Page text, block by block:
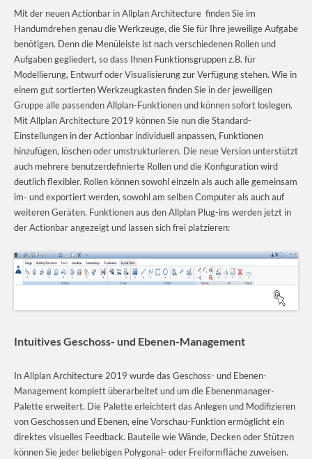
Mit der neuen Actionbar in Allplan Architecture finden Sie im
Handumdrehen genau die Werkzeuge, die Sie für Ihre jeweilige Aufgabe
benötigen. Denn die Menüleiste ist nach verschiedenen Rollen und
Aufgaben gegliedert, so dass Ihnen Funktionsgruppen z.B. für
Modellierung, Entwurf oder Visualisierung zur Verfügung stehen. Wie in
einem gut sortierten Werkzeugkasten finden Sie in der jeweiligen
Gruppe alle passenden Allplan-Funktionen und können sofort loslegen.
Mit Allplan Architecture 2019 können Sie nun die Standard-
Einstellungen in der Actionbar individuell anpassen, Funktionen
hinzufügen, löschen oder umstrukturieren. Die neue Version unterstützt
auch mehrere benutzerdefinierte Rollen und die Konfiguration wird
deutlich flexibler. Rollen können sowohl einzeln als auch alle gemeinsam
im- und exportiert werden, sowohl am selben Computer als auch auf
weiteren Geräten. Funktionen aus den Allplan Plug-ins werden jetzt in
der Actionbar angezeigt und lassen sich frei platzieren:
Intuitives Geschoss- und Ebenen-Management
In Allplan Architecture 2019 wurde das Geschoss- und Ebenen-
Management komplett überarbeitet und um die Ebenenmanager-
Palette erweitert. Die Palette erleichtert das Anlegen und Modifizieren
von Geschossen und Ebenen, eine Vorschau-Funktion ermöglicht ein
direktes visuelles Feedback. Bauteile wie Wände, Decken oder Stützen
können Sie jeder beliebigen Polygonal- oder Freiformfläche zuweisen.